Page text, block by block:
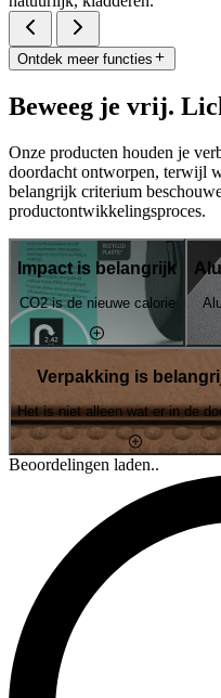
Ontdek meer functies
Beweeg je vrij.
Onze producten houden je
doordacht ontworpen, terwijl
belangrijk criterium
productontwikkelingsproces.
Impact is belangrijk
CO2 is de nieuwe calorie
Verpakking is
Het is niet alleen wat er in de
Beoordelingen laden..